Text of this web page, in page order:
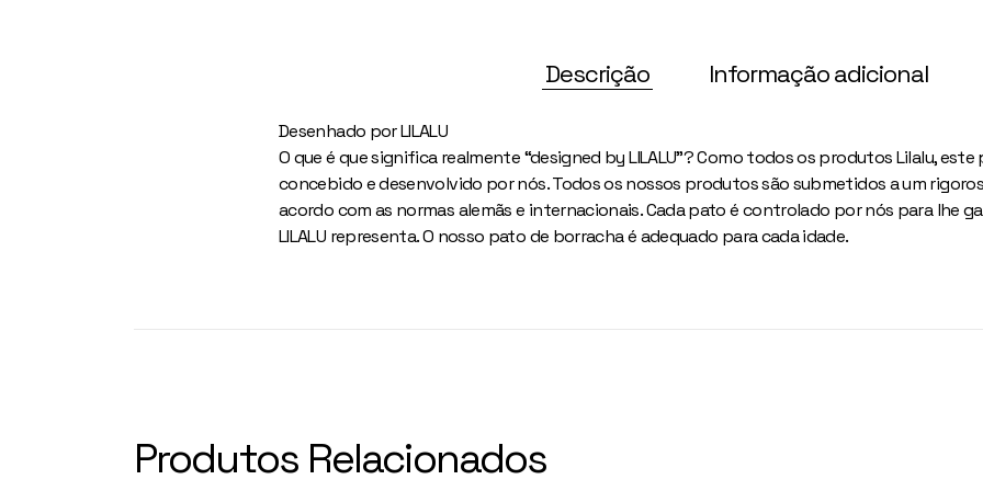
Descrição Informação adicional
Desenhado por LILALU
O que é que significa realmente “designed by LILALU”? Como todos os produtos Lilalu,
concebido e desenvolvido por nós. Todos os nossos produtos são submetidos a um
acordo com as normas alemãs e internacionais. Cada pato é controlado por nós para lhe
LILALU representa. O nosso pato de borracha é adequado para cada idade.
Produtos Relacionados